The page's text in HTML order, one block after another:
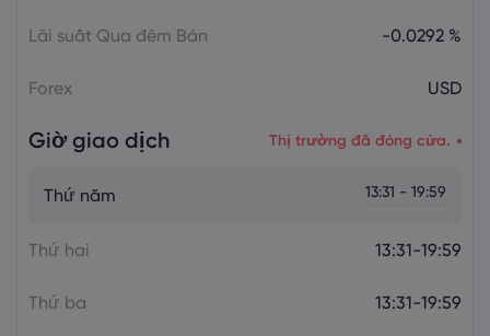
Lãi suất Qua đêm Bán -0.0292 %
Forex USD
Giờ giao dịch Thị trường đã đóng cửa.
Thứ năm 13:31 - 19:59
Thứ hai 13:31-19:59
Thứ ba 13:31-19:59